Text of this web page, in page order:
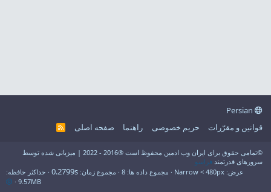
قوانین و مقرّرات
حریم خصوصی راهنما صفحه اصلی
R
©تمامی حقوق برای ایران وب ادمین محفوظ است ®2016 - 2022 | میزبانی شده توسط
سرورهای قدرتمند فراسو
عرض
مجموع داده ها 8 مجموع زمان 0.2799s
حداکثر حافظه
9.57MB